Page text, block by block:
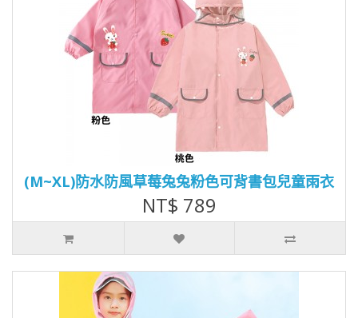
(M~XL)防水防風草莓兔兔粉色可背書包兒童雨衣
NT$ 789